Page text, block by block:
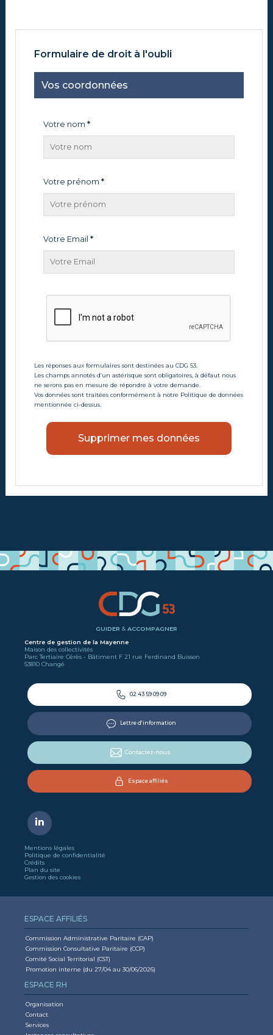
Formulaire de droit à l'oubli
Vos coordonnées
Votre nom *
Votre prénom *
Votre Email *
Les réponses aux formulaires sont destinées au CDG 53.
Les champs annotés d’un astérisque sont obligatoires, à défaut nous
ne serons pas en mesure de répondre à votre demande.
Vos données sont traitées conformément à notre Politique de données
mentionnée ci-dessus.
GUIDER & ACCOMPAGNER
Centre de gestion de la Mayenne
Maison des collectivités
Parc Tertiaire Cérès - Bâtiment F 21 rue Ferdinand Buisson
53810 Changé
02 43 59 09 09
Lettre d'information
Contactez-nous
Espace affiliés
Mentions légales
Politique de confidentialité
Crédits
Plan du site
Gestion des cookies
ESPACE AFFILIÉS
Commission Administrative Paritaire (CAP)
Commission Consultative Paritaire (CCP)
Comité Social Territorial (CST)
Promotion interne (du 27/04 au 30/06/2026)
ESPACE RH
Organisation
Contact
Services